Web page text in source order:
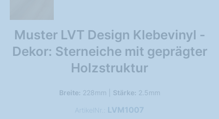
Muster LVT Design Klebevinyl -
Dekor: Sterneiche mit geprägter
Holzstruktur
Breite: 228mm | Stärke: 2.5mm
ArtikelNr.: LVM1007